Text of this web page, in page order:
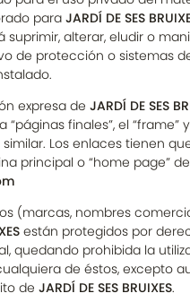
paraJARDÍ DE SES
suprimir, alterar, eludir o
de protección o sistemas
expresa de JARDÍ DE SES
finales”, el “frame”
Los enlaces tienen
principal o “home page” de
(marcas, nombres
están protegidos por
quedando prohibida la
de éstos, excepto
de JARDÍ DE SES BRUIXES.